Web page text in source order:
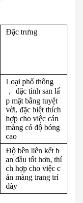
Đặc trưng
Loại phổ thông
， đặc tính san lấ
p mặt bằng tuyệt
vời, đặc biệt thích
hợp cho việc cán
màng có độ bóng
cao
Độ bền liên kết b
an đầu tốt hơn, thí
ch hợp cho việc c
án màng trang trí
dày